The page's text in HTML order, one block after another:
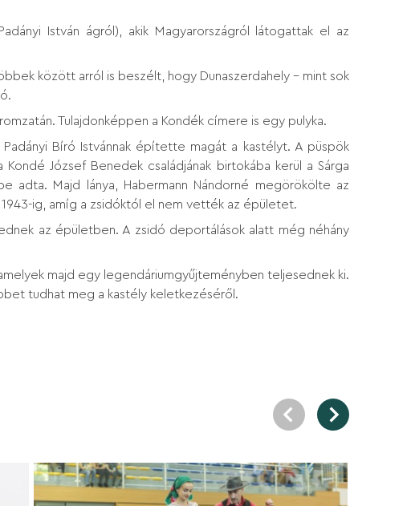
István ágról), akik Magyarországról látogattak el az
között arról is beszélt, hogy Dunaszerdahely – mint sok
Tulajdonképpen a Kondék címere is egy pulyka.
Bíró Istvánnak építette magát a kastélyt. A püspök
József Benedek családjának birtokába kerül a Sárga
adta. Majd lánya, Habermann Nándorné megörökölte az
ig, amíg a zsidóktól el nem vették az épületet.
az épületben. A zsidó deportálások alatt még néhány
majd egy legendáriumgyűjteményben teljesednek ki.
tudhat meg a kastély keletkezéséről.